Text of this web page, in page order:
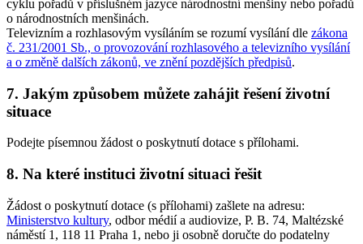
cyklu pořadů v příslušném jazyce národnostní menšiny nebo pořadů
o národnostních menšinách.
Televizním a rozhlasovým vysíláním se rozumí vysílání dle zákona
č. 231/2001 Sb., o provozování rozhlasového a televizního vysílání
a o změně dalších zákonů, ve znění pozdějších předpisů.
7. Jakým způsobem můžete zahájit řešení životní
situace
Podejte písemnou žádost o poskytnutí dotace s přílohami.
8. Na které instituci životní situaci řešit
Žádost o poskytnutí dotace (s přílohami) zašlete na adresu:
Ministerstvo kultury, odbor médií a audiovize, P. B. 74, Maltézské
náměstí 1, 118 11 Praha 1, nebo ji osobně doručte do podatelny